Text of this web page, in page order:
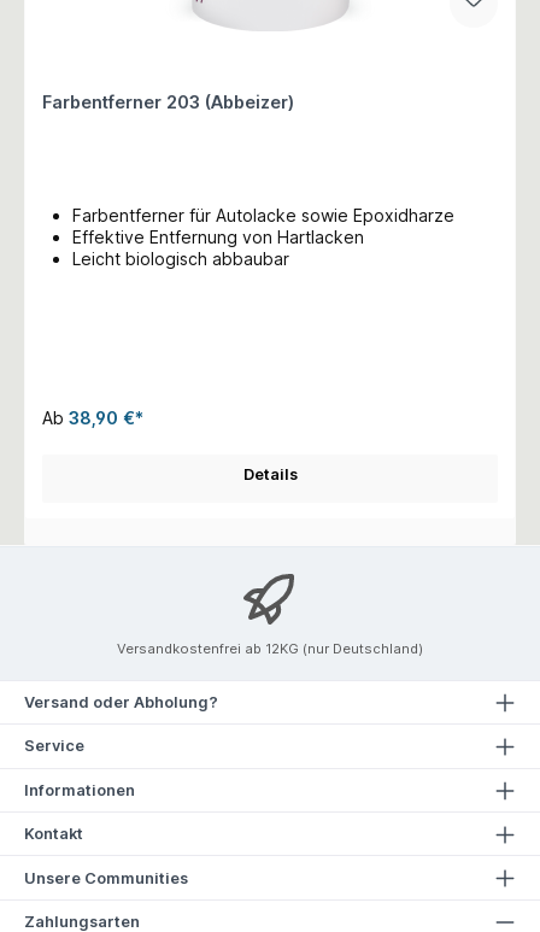
Farbentferner 203 (Abbeizer)
Farbentferner für Autolacke sowie Epoxidharze
Effektive Entfernung von Hartlacken
Leicht biologisch abbaubar
Ab 38,90 €*
Details
Versandkostenfrei ab 12KG (nur Deutschland)
Versand oder Abholung?
Service
Informationen
Kontakt
Unsere Communities
Zahlungsarten